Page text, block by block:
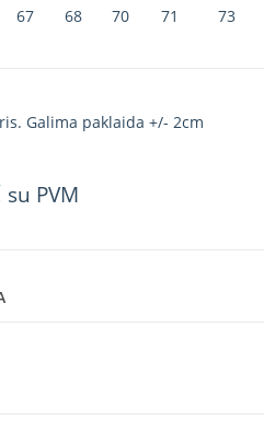
67 68 70 71 73
Galima paklaida +/- 2cm
su PVM